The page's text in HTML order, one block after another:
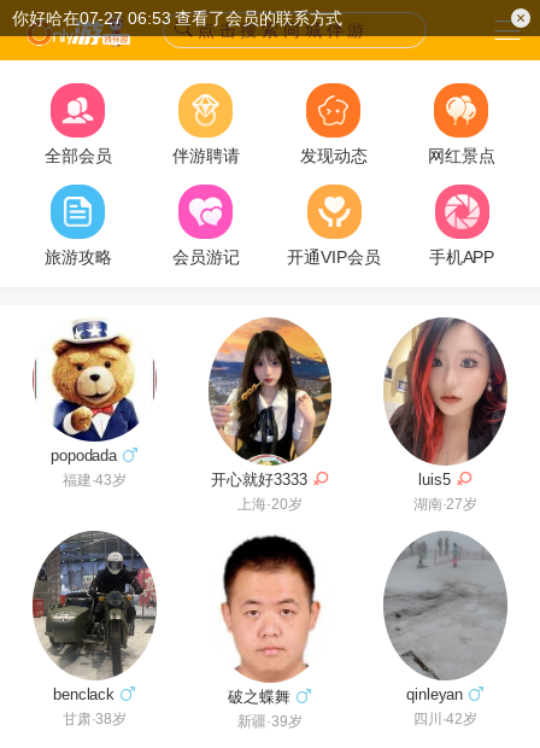
点 击 搜 索 同 城 伴 游
全部会员 伴游聘请 发现动态 网红景点
旅游攻略 会员游记 开通VIP会员 手机APP
popodada
福建·43岁 开心就好3333
上海·20岁
luis5
湖南·27岁
benclack
甘肃·38岁
破之蝶舞
新疆·39岁
qinleyan
四川·42岁
你好哈在07-27 06:53 查看了会员的联系方式